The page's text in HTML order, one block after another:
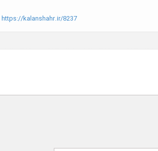
https://kalanshahr.ir/8237